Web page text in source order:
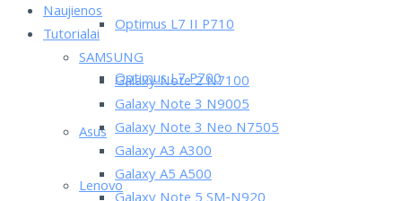
Optimus L7 II P710
Optimus L7 P700
Asus
Lenovo
Naujienos
Tutorialai
SAMSUNG
Galaxy Note 2 N7100
Galaxy Note 3 N9005
Galaxy Note 3 Neo N7505
Galaxy A3 A300
Galaxy A5 A500